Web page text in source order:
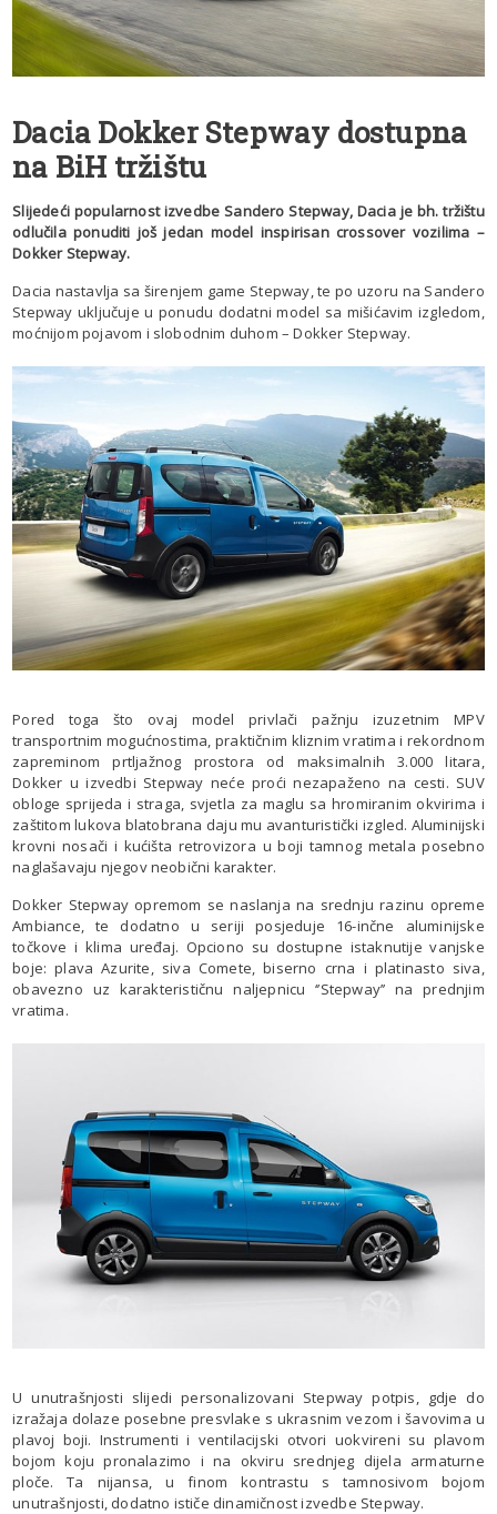
Dacia Dokker Stepway dostupna
na BiH tržištu
Slijedeći popularnost izvedbe Sandero Stepway, Dacia je bh. tržištu
odlučila ponuditi još jedan model inspirisan crossover vozilima –
Dokker Stepway.
Dacia nastavlja sa širenjem game Stepway, te po uzoru na Sandero
Stepway uključuje u ponudu dodatni model sa mišićavim izgledom,
moćnijom pojavom i slobodnim duhom – Dokker Stepway.
Pored toga što ovaj model privlači pažnju izuzetnim MPV
transportnim mogućnostima, praktičnim kliznim vratima i rekordnom
zapreminom prtljažnog prostora od maksimalnih 3.000 litara,
Dokker u izvedbi Stepway neće proći nezapaženo na cesti. SUV
obloge sprijeda i straga, svjetla za maglu sa hromiranim okvirima i
zaštitom lukova blatobrana daju mu avanturistički izgled. Aluminijski
krovni nosači i kućišta retrovizora u boji tamnog metala posebno
naglašavaju njegov neobični karakter.
Dokker Stepway opremom se naslanja na srednju razinu opreme
Ambiance, te dodatno u seriji posjeduje 16-inčne aluminijske
točkove i klima uređaj. Opciono su dostupne istaknutije vanjske
boje: plava Azurite, siva Comete, biserno crna i platinasto siva,
obavezno uz karakterističnu naljepnicu ‘’Stepway’’ na prednjim
vratima.
U unutrašnjosti slijedi personalizovani Stepway potpis, gdje do
izražaja dolaze posebne presvlake s ukrasnim vezom i šavovima u
plavoj boji. Instrumenti i ventilacijski otvori uokvireni su plavom
bojom koju pronalazimo i na okviru srednjeg dijela armaturne
ploče. Ta nijansa, u finom kontrastu s tamnosivom bojom
unutrašnjosti, dodatno ističe dinamičnost izvedbe Stepway.